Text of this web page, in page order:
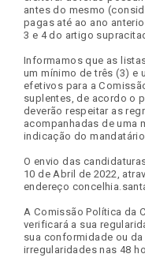
antes do mesmo
pagas até ao ano
3 e 4 do artigo
Informamos que as
um mínimo de três (3) e
efetivos para a
suplentes, de acordo o
deverão respeitar as
acompanhadas de uma
indicação do
O envio das
10 de Abril de 2022,
endereço
A Comissão Política da
verificará a sua
sua conformidade ou
irregularidades nas 48